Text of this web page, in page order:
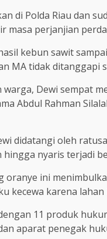
di Polda Riau dan
masa perjanjian
kebun sawit
MA tidak ditanggapi
Dewi sempat
Abdul Rahman
didatangi oleh
nyaris terjadi
ini
kecewa karena
11 produk
aparat penegak